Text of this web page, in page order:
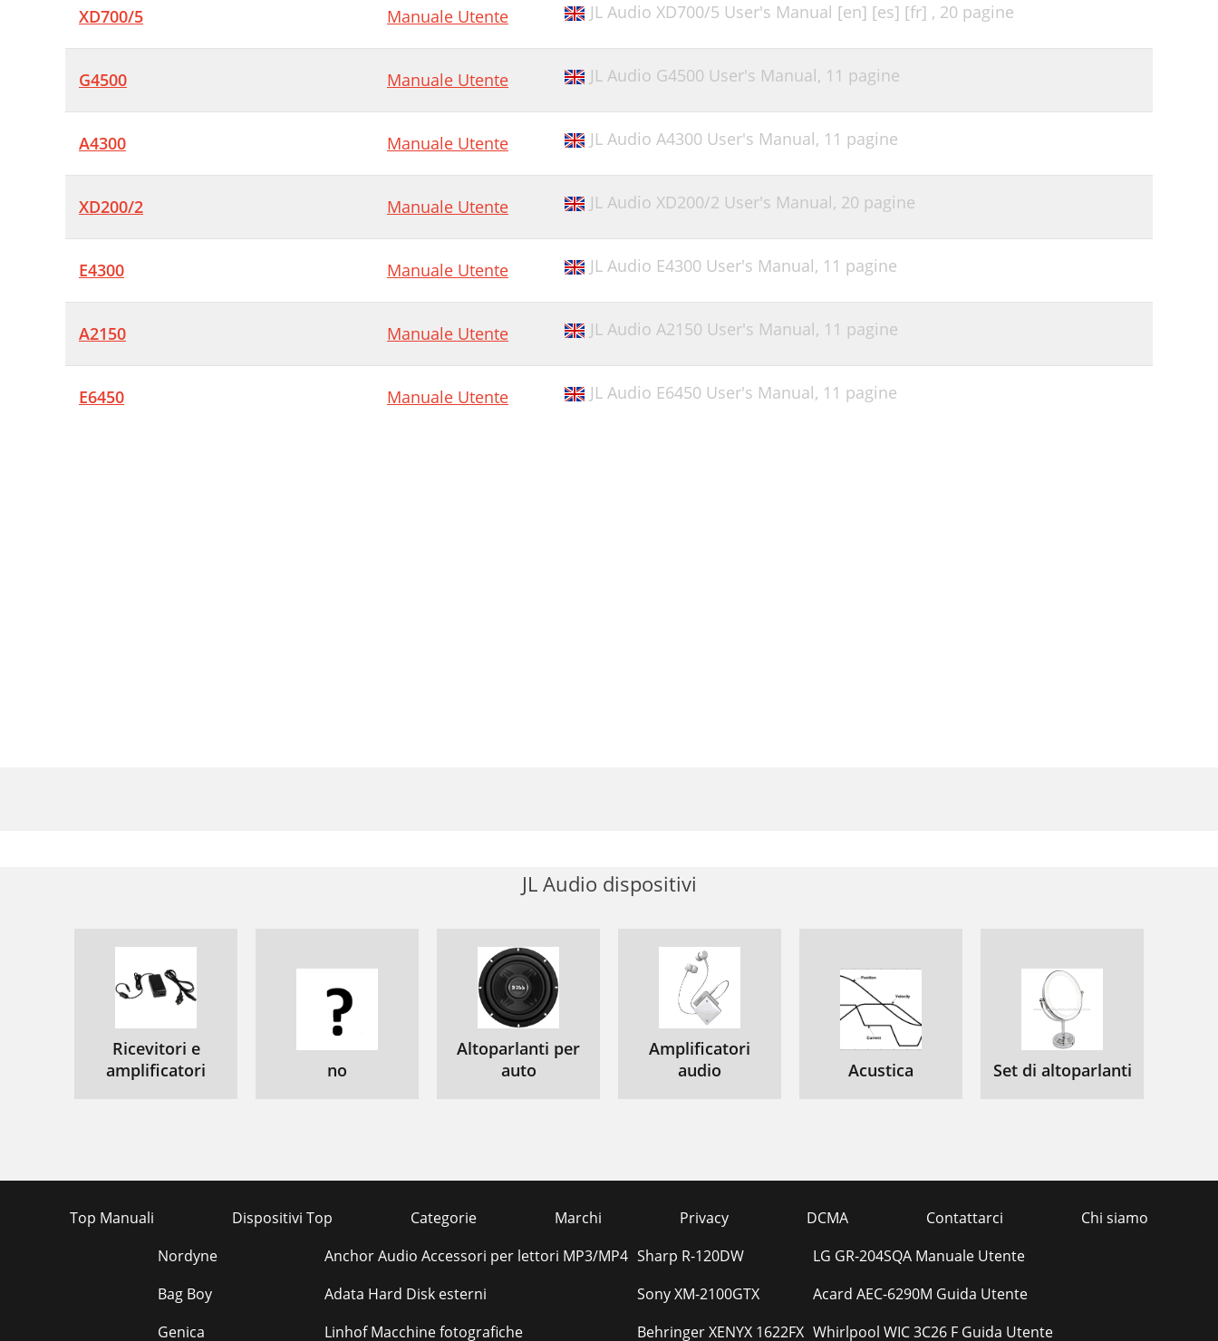
XD700/5 Manuale Utente JL Audio XD700/5 User's Manual [en] [es] [fr] , 20 pagine
G4500 Manuale Utente JL Audio G4500 User's Manual, 11 pagine
A4300 Manuale Utente JL Audio A4300 User's Manual, 11 pagine
XD200/2 Manuale Utente JL Audio XD200/2 User's Manual, 20 pagine
E4300 Manuale Utente JL Audio E4300 User's Manual, 11 pagine
A2150 Manuale Utente JL Audio A2150 User's Manual, 11 pagine
E6450 Manuale Utente JL Audio E6450 User's Manual, 11 pagine
JL Audio dispositivi
Ricevitori e
amplificatori
no
Altoparlanti per
auto
Amplificatori
audio
Acustica Set di altoparlanti
Top Manuali Dispositivi Top Categorie Marchi Privacy DCMA Contattarci
Chi siamo
Nordyne
Bag Boy
Genica
Anchor Audio Accessori per lettori MP3/MP4
Adata Hard Disk esterni
Linhof Macchine fotografiche
Sharp R-120DW
Sony XM-2100GTX
Behringer XENYX 1622FX
LG GR-204SQA Manuale Utente
Acard AEC-6290M Guida Utente
Whirlpool WIC 3C26 F Guida Utente